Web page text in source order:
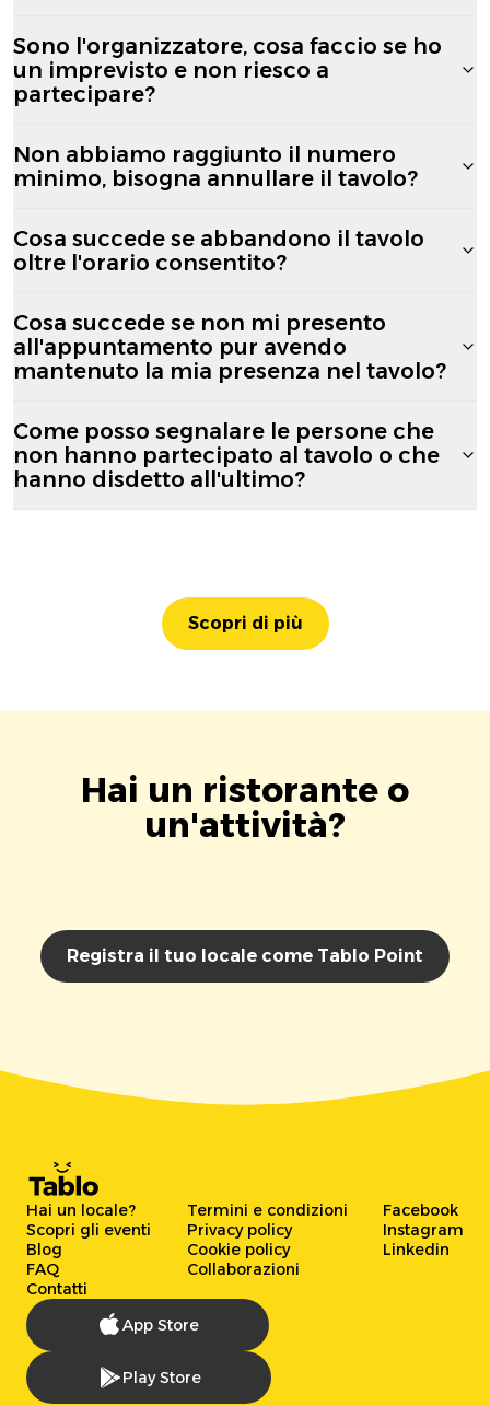
Sono l'organizzatore, cosa faccio se ho
un imprevisto e non riesco a
partecipare?
Non abbiamo raggiunto il numero
minimo, bisogna annullare il tavolo?
Cosa succede se abbandono il tavolo
oltre l'orario consentito?
Cosa succede se non mi presento
all'appuntamento pur avendo
mantenuto la mia presenza nel tavolo?
Come posso segnalare le persone che
non hanno partecipato al tavolo o che
hanno disdetto all'ultimo?
Scopri di più
Hai un ristorante o
un'attività?
Registra il tuo locale come Tablo Point
Hai un locale?
Scopri gli eventi
Blog
FAQ
Contatti
Termini e condizioni
Privacy policy
Cookie policy
Collaborazioni
Facebook
Instagram
Linkedin
App Store
Play Store